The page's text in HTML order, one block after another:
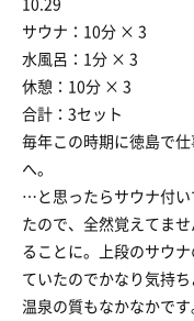
サウナ：10分 × 3
水風呂：1分 × 3
休憩：10分 × 3
合計：3セット
毎年この時期に徳島で
へ。
…と思ったらサウナ付い
たので、全然覚えてま
ることに。上段のサウ
ていたのでかなり気持
温泉の質もなかなかです